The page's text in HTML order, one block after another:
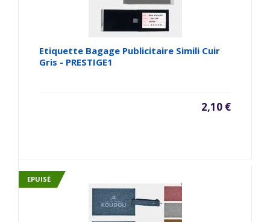
Etiquette Bagage Publicitaire Simili Cuir
Gris - PRESTIGE1
2,10 €
EPUISÉ